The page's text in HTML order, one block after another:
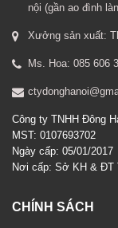
nội (gần ao đình
Xưởng sản xuất:
Ms. Hoa: 085 606
Công ty TNHH Đông
MST: 0107693702
Ngày cấp: 05/01/2017
Nơi cấp: Sở KH & ĐT
CHÍNH SÁCH